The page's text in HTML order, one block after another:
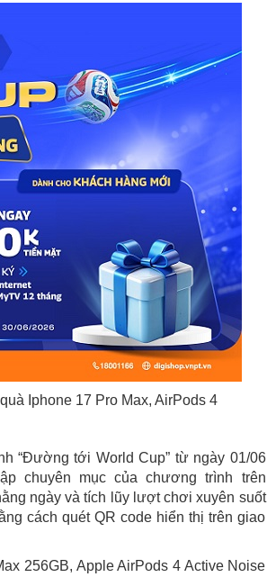
Iphone 17 Pro Max, AirPods 4
“Đường tới World Cup” từ ngày 01/06
chuyên mục của chương trình trên
ngày và tích lũy lượt chơi xuyên suốt
cách quét QR code hiển thị trên giao
256GB, Apple AirPods 4 Active Noise